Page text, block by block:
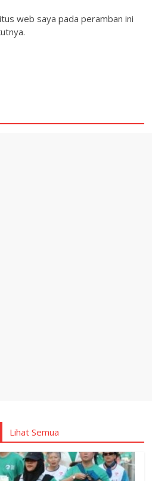
web saya pada peramban ini
Lihat Semua